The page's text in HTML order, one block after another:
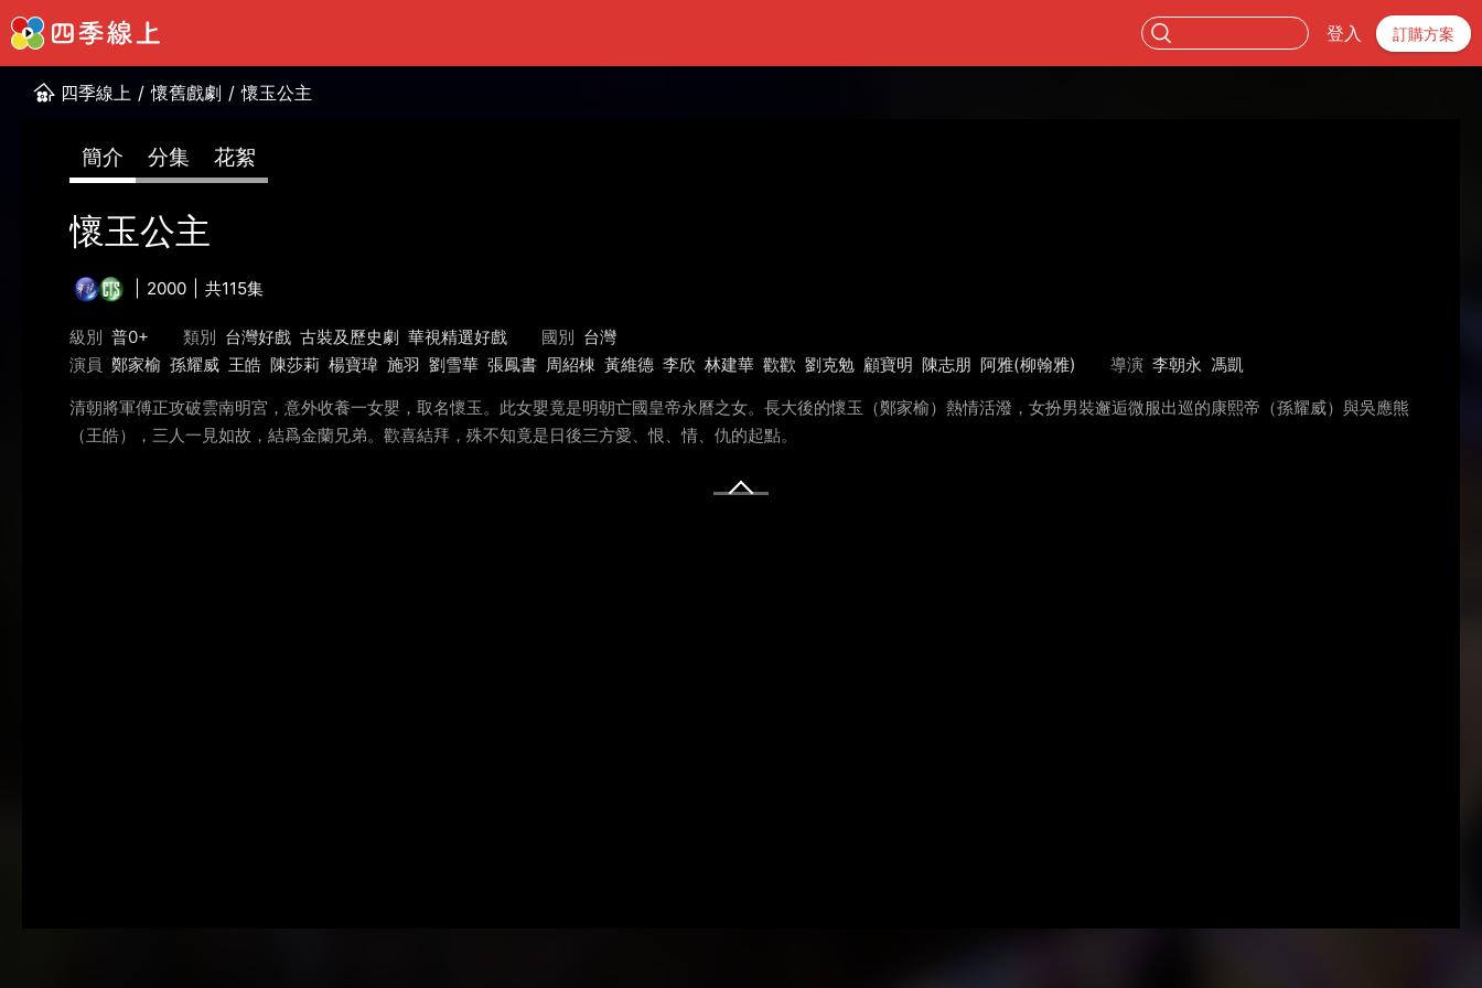
登入 訂購方案
四季線上 / 懷舊戲劇 / 懷玉公主
簡介 分集 花絮
懷玉公主
2000 共115集
級別 普0+ 類別 台灣好戲 古裝及歷史劇 華視精選好戲 國別 台灣
演員 鄭家榆 孫耀威 王皓 陳莎莉 楊寶瑋 施羽 劉雪華 張鳳書 周紹棟 黃維德 李欣 林建華 歡歡 劉克勉 顧寶明 陳志朋 阿雅(柳翰雅) 導演 李朝永 馮凱
清朝將軍傅正攻破雲南明宮，意外收養一女嬰，取名懷玉。此女嬰竟是明朝亡國皇帝永曆之女。長大後的懷玉（鄭家榆）熱情活潑，女扮男裝邂逅微服出巡的康熙帝（孫耀威）與吳應熊
（王皓），三人一見如故，結爲金蘭兄弟。歡喜結拜，殊不知竟是日後三方愛、恨、情、仇的起點。